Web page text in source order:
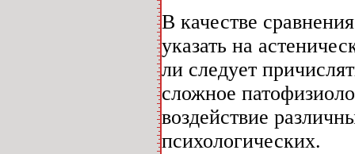
В качестве
указать на
ли следует
сложное
воздействие
психологических.